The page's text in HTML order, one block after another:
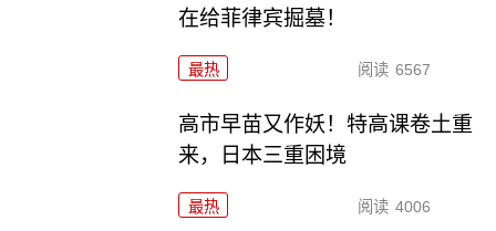
在给菲律宾掘墓！
最热 阅读 6567
高市早苗又作妖！特高课卷土重
来，日本三重困境
最热 阅读 4006